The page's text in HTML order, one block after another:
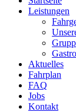
Leistungen
Aktuelles
Fahrplan
FAQ
Jobs
Kontakt